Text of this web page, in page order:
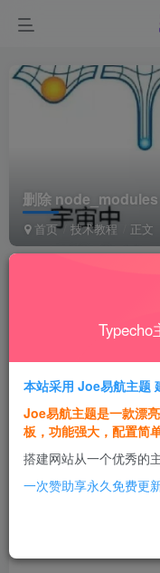
删除
首页 技术教程 正文
删除
1年前发布
Ctrl+D 收藏本
前言
的座右铭，基础是进
本站采用 Joe易航主题
Joe易航主题是一款漂
板，功能强大，配置简
搭建网站从一个优秀的
一次赞助享永久免费更